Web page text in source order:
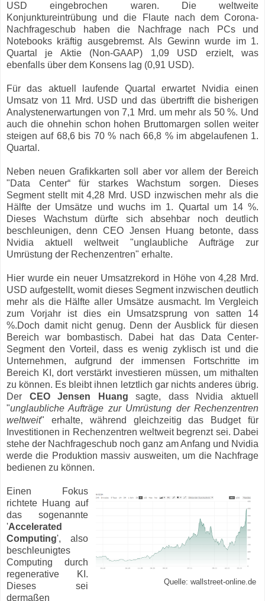
USD eingebrochen waren. Die weltweite
Konjunktureintrübung und die Flaute nach dem Corona-
Nachfrageschub haben die Nachfrage nach PCs und
Notebooks kräftig ausgebremst. Als Gewinn wurde im 1.
Quartal je Aktie (Non-GAAP) 1,09 USD erzielt, was
ebenfalls über dem Konsens lag (0,91 USD).
Für das aktuell laufende Quartal erwartet Nvidia einen
Umsatz von 11 Mrd. USD und das übertrifft die bisherigen
Analystenerwartungen von 7,1 Mrd. um mehr als 50 %. Und
auch die ohnehin schon hohen Bruttomargen sollen weiter
steigen auf 68,6 bis 70 % nach 66,8 % im abgelaufenen 1.
Quartal.
Neben neuen Grafikkarten soll aber vor allem der Bereich
"Data Center“ für starkes Wachstum sorgen. Dieses
Segment stellt mit 4,28 Mrd. USD inzwischen mehr als die
Hälfte der Umsätze und wuchs im 1. Quartal um 14 %.
Dieses Wachstum dürfte sich absehbar noch deutlich
beschleunigen, denn CEO Jensen Huang betonte, dass
Nvidia aktuell weltweit "unglaubliche Aufträge zur
Umrüstung der Rechenzentren" erhalte.
Hier wurde ein neuer Umsatzrekord in Höhe von 4,28 Mrd.
USD aufgestellt, womit dieses Segment inzwischen deutlich
mehr als die Hälfte aller Umsätze ausmacht. Im Vergleich
zum Vorjahr ist dies ein Umsatzsprung von satten 14
%.Doch damit nicht genug. Denn der Ausblick für diesen
Bereich war bombastisch. Dabei hat das Data Center-
Segment den Vorteil, dass es wenig zyklisch ist und die
Unternehmen, aufgrund der immensen Fortschritte im
Bereich KI, dort verstärkt investieren müssen, um mithalten
zu können. Es bleibt ihnen letztlich gar nichts anderes übrig.
Der CEO Jensen Huang sagte, dass Nvidia aktuell
"unglaubliche Aufträge zur Umrüstung der Rechenzentren
weltweit" erhalte, während gleichzeitig das Budget für
Investitionen in Rechenzentren weltweit begrenzt sei. Dabei
stehe der Nachfrageschub noch ganz am Anfang und Nvidia
werde die Produktion massiv ausweiten, um die Nachfrage
bedienen zu können.
Quelle: wallstreet-online.de
Einen Fokus
richtete Huang auf
das sogenannte
'Accelerated
Computing', also
beschleunigtes
Computing durch
regenerative KI.
Dieses sei
dermaßen